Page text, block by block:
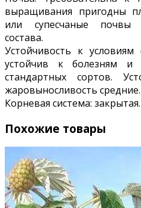
выращивания пригодны
или супесчаные почвы
состава.
Устойчивость к
устойчив к болезням и
стандартных сортов.
жаровыносливость средние.
Корневая система: закрытая.
Похожие товары